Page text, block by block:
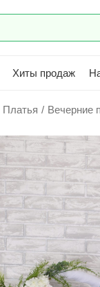
Хиты продаж
Платья / Вечерние